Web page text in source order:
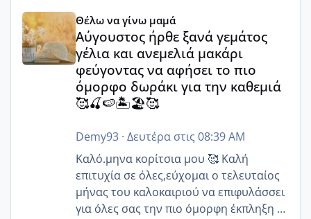
Αύγουστος ήρθε ξανά γεμάτος γέλια και ανεμελιά
Θέλω να γίνω μαμά
Αύγουστος ήρθε ξανά γεμάτος
γέλια και ανεμελιά μακάρι
φεύγοντας να αφήσει το πιο
όμορφο δωράκι για την καθεμιά
🥰🍒🍉🏝️🏖️🥰
Demy93· Δευτέρα στις 08:39 AM
Καλό.μηνα κορίτσια μου 🥰 Καλή
επιτυχία σε όλες,εύχομαι ο τελευταίος
μήνας του καλοκαιριού να επιφυλάσσει
για όλες σας την πιο όμορφη έκπληξη 🧿